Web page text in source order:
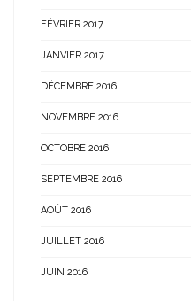
FÉVRIER 2017
JANVIER 2017
DÉCEMBRE 2016
NOVEMBRE 2016
OCTOBRE 2016
SEPTEMBRE 2016
AOÛT 2016
JUILLET 2016
JUIN 2016